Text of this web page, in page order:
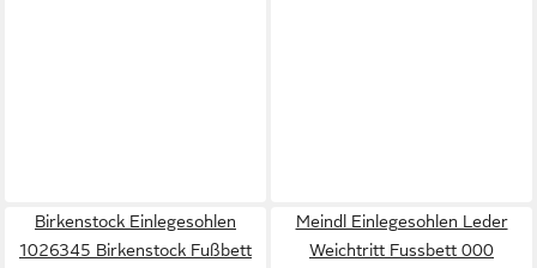
Birkenstock Einlegesohlen
1026345 Birkenstock Fußbett
Meindl Einlegesohlen Leder
Weichtritt Fussbett 000